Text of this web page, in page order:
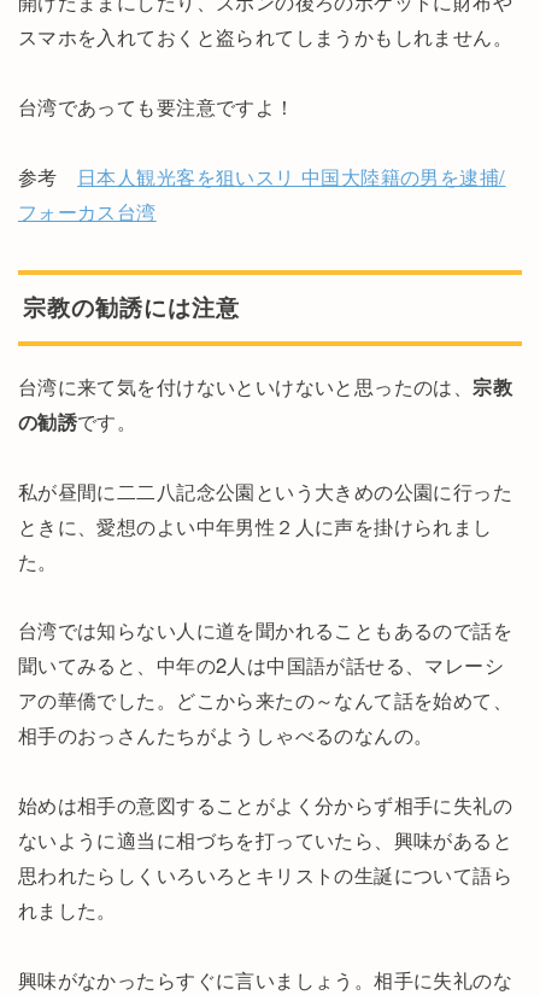
スマホを入れておくと盗られてしまうかもしれません。
台湾であっても要注意ですよ！
参考 日本人観光客を狙いスリ 中国大陸籍の男を逮捕/
フォーカス台湾
宗教の勧誘には注意
台湾に来て気を付けないといけないと思ったのは、 宗教
の勧誘です。
私が昼間に二二八記念公園という大きめの公園に行った
ときに、愛想のよい中年男性２人に声を掛けられまし
た。
台湾では知らない人に道を聞かれることもあるので話を
聞いてみると、中年の2人は中国語が話せる、マレーシ
アの華僑でした。どこから来たの～なんて話を始めて、
相手のおっさんたちがようしゃべるのなんの。
始めは相手の意図することがよく分からず相手に失礼の
ないように適当に相づちを打っていたら、興味があると
思われたらしくいろいろとキリストの生誕について語ら
れました。
興味がなかったらすぐに言いましょう。相手に失礼のな